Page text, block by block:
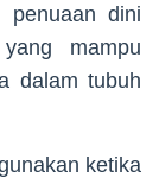
penuaan dini
mampu
dalam tubuh
ketika